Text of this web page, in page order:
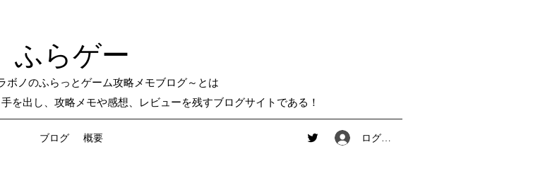
ふらゲー
ボノのふらっとゲーム攻略メモブログ～とは
を出し、攻略メモや感想、レビューを残すブログサイトである！
ブログ 概要 ログイン